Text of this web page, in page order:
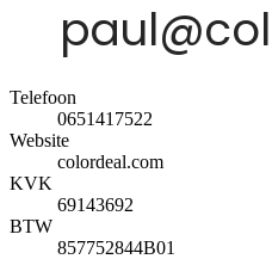
Telefoon
0651417522
Website
colordeal.com
KVK
69143692
BTW
857752844B01